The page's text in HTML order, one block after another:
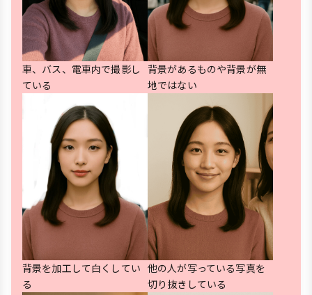
車、バス、電車内で撮影し
ている
背景があるものや背景が無
地ではない
背景を加工して白くしてい
る
他の人が写っている写真を
切り抜きしている